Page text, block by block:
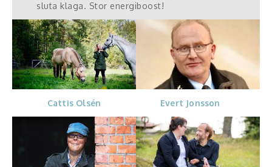
sluta klaga. Stor energiboost!
Cattis Olsén Evert Jonsson